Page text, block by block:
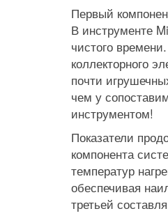
Первый
В инструменте
чистого
коллекторного
почти
чем у
инструментом!
Показатели
компонента
температур
обеспечивая
третьей